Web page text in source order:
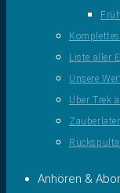
Liste aller
Unsere
Über Trek
Anhören &